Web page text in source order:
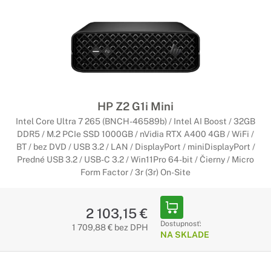
HP Z2 G1i Mini
Intel Core Ultra 7 265 (BNCH-46589b) / Intel AI Boost / 32GB
DDR5 / M.2 PCIe SSD 1000GB / nVidia RTX A400 4GB / WiFi /
BT / bez DVD / USB 3.2 / LAN / DisplayPort / miniDisplayPort /
Predné USB 3.2 / USB-C 3.2 / Win11Pro 64-bit / Čierny / Micro
Form Factor / 3r (3r) On-Site
2 103,15 €
1 709,88 € bez DPH Dostupnosť:
NA SKLADE